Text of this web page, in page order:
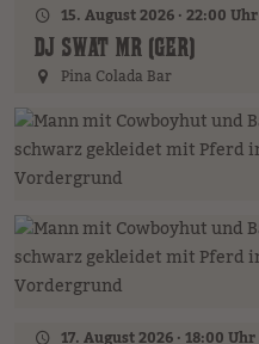
15. August 2026 · 22:00 Uhr
DJ SWAT MR (GER)
Pina Colada Bar
17. August 2026 · 18:00 Uhr